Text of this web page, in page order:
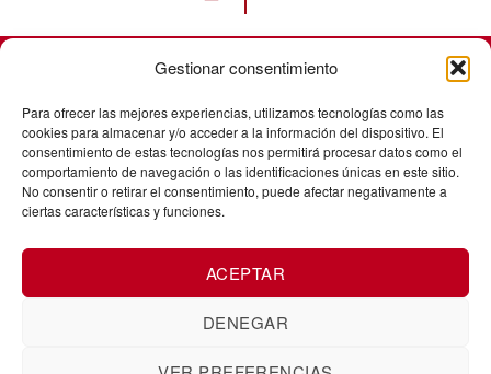
Gestionar consentimiento
Para ofrecer las mejores experiencias, utilizamos tecnologías como las
cookies para almacenar y/o acceder a la información del dispositivo. El
consentimiento de estas tecnologías nos permitirá procesar datos como el
comportamiento de navegación o las identificaciones únicas en este sitio.
No consentir o retirar el consentimiento, puede afectar negativamente a
ciertas características y funciones.
ACEPTAR
DENEGAR
Condiciones de uso
Política de privacidad
Avisos legales
Política de cookies
Cancelación de pedidos
Cambios y devoluciones